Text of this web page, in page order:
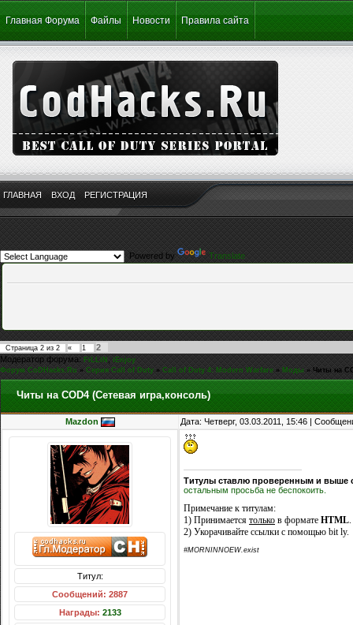
Главная Форума Файлы Новости Правила сайта
ГЛАВНАЯ ВХОД РЕГИСТРАЦИЯ
Powered by Translate
Страница 2 из 2 « 1
2
Модератор форума: FiLLiN,iEnjoy
Форум CoDHacks.Ru » Серия Call of Duty » Call of Duty 4: Modern Warfare » Моды » Читы на
Читы на COD4 (Сетевая игра,консоль)
Mazdon Дата: Четверг, 03.03.2011, 15:46 |
Титул:
Сообщений: 2887
Награды: 2133
Титулы ставлю проверенным и выше
остальным просьба не беспокоить.
Примечание к титулам:
1) Принимается только в формате HTML
2) Укорачивайте ссылки с помощью bit ly.
#MORNINNOEW.exist